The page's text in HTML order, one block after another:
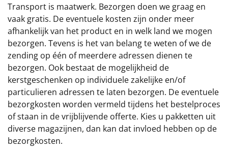
Transport is maatwerk. Bezorgen doen we graag en
vaak gratis. De eventuele kosten zijn onder meer
afhankelijk van het product en in welk land we mogen
bezorgen. Tevens is het van belang te weten of we de
zending op één of meerdere adressen dienen te
bezorgen. Ook bestaat de mogelijkheid de
kerstgeschenken op individuele zakelijke en/of
particulieren adressen te laten bezorgen. De eventuele
bezorgkosten worden vermeld tijdens het bestelproces
of staan in de vrijblijvende offerte. Kies u pakketten uit
diverse magazijnen, dan kan dat invloed hebben op de
bezorgkosten.